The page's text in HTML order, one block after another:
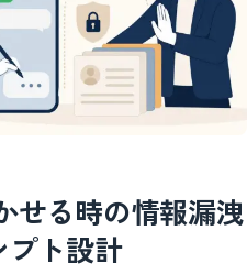
せる時の情報漏洩
ト設計